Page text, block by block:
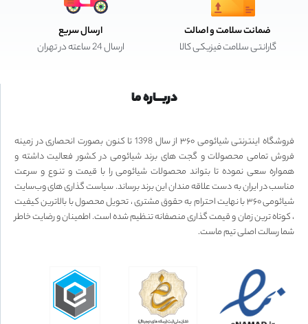
ضمانت سلامت و اصالت
گارانتی سلامت فیزیکی کالا
ارسال سریع
ارسال 24 ساعته در تهران
دربـــاره ما
فروشگاه اینترنتی شیائومی ۳۶۰ از سال 1398 تا کنون بصورت انحصاری در زمینه
فروش تمامی محصولات و گجت های برند شیائومی در کشور فعالیت داشته و
همواره سعی نموده تا بتواند محصولات شیائومی را با قیمت و تنوع و سرعت
مناسب در ایران به دست علاقه مندان این برند برساند. سیاست گذاری های وب‌سایت
شیائومی ۳۶۰ با نهایت احترام به حقوق مشتری ، تحویل محصول با بالاترین کیفیت
، کوتاه ترین زمان و قیمت گذاری منصفانه تنظیم شده است. اطمینان و رضایت خاطر
شما رسالت اصلی تیم ماست.